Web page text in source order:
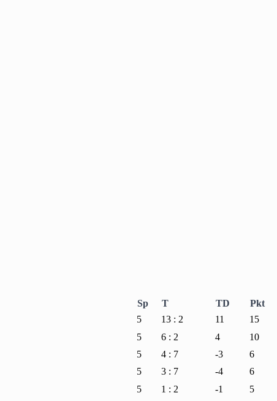
Sp T TD
Pkt
5 13 : 2 11
15
5 6 : 2 4
10
5 4 : 7 -3
6
5 3 : 7 -4
6
5 1 : 2 -1
5